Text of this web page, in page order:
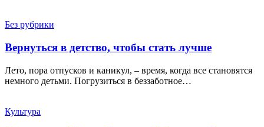
Без рубрики
Вернуться в детство, чтобы стать лучше
Лето, пора отпусков и каникул, – время, когда все становятся
немного детьми. Погрузиться в беззаботное…
Культура